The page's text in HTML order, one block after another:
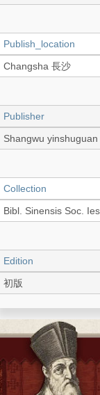
Publish_location
Changsha 長沙
Publisher
Shangwu
Collection
Bibl. Sinensis Soc.
Edition
初版
Language
Chinese 中文[繁體]